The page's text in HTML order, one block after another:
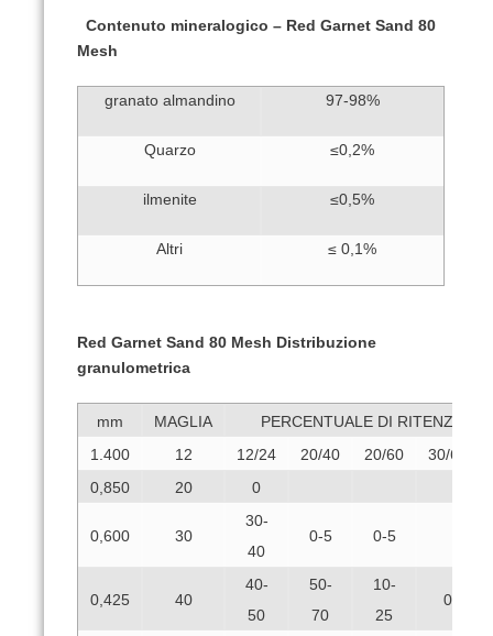
Contenuto mineralogico – Red Garnet Sand 80
Mesh
granato almandino 97-98%
Quarzo ≤0,2%
ilmenite ≤0,5%
Altri ≤ 0,1%
Red Garnet Sand 80 Mesh Distribuzione
granulometrica
mm MAGLIA
PERCENTUALE DI RITENZIONE
1.400
12 12/24 20/40 20/60
30/60
0,850
20 0
0,600 30
30-
40
0-5 0-5
0,425 40
40-
50
50-
70
10-
25
0